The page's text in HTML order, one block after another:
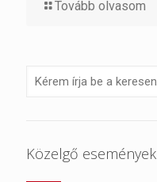
Tovább olvasom
Közelgő események